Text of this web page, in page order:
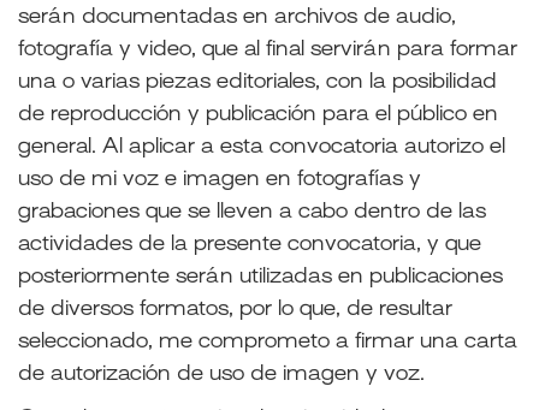
serán documentadas en archivos de audio,
fotografía y video, que al final servirán para formar
una o varias piezas editoriales, con la posibilidad
de reproducción y publicación para el público en
general. Al aplicar a esta convocatoria autorizo el
uso de mi voz e imagen en fotografías y
grabaciones que se lleven a cabo dentro de las
actividades de la presente convocatoria, y que
posteriormente serán utilizadas en publicaciones
de diversos formatos, por lo que, de resultar
seleccionado, me comprometo a firmar una carta
de autorización de uso de imagen y voz.